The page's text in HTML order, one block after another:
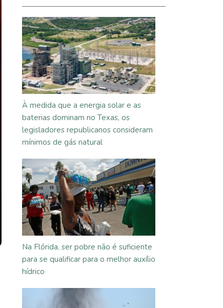
À medida que a energia solar e as
baterias dominam no Texas, os
legisladores republicanos consideram
mínimos de gás natural
Na Flórida, ser pobre não é suficiente
para se qualificar para o melhor auxílio
hídrico